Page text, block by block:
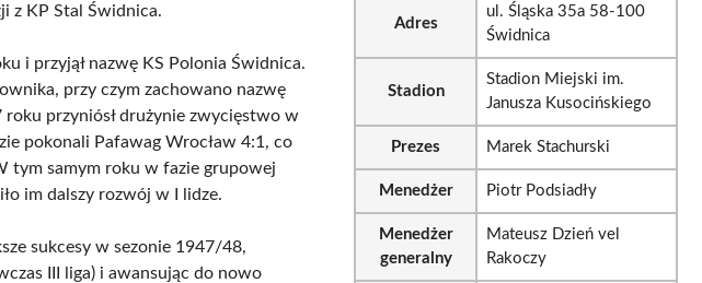
z KP Stal Świdnica.
i przyjął nazwę KS Polonia Świdnica.
przy czym zachowano nazwę
przyniósł drużynie zwycięstwo w
pokonali Pafawag Wrocław 4:1, co
tym samym roku w fazie grupowej
im dalszy rozwój w I lidze.
sukcesy w sezonie 1947/48,
III liga) i awansując do nowo
Adres
ul. Śląska 35a 58-100
Świdnica
Stadion
Stadion Miejski im.
Janusza Kusocińskiego
Prezes Marek Stachurski
Menedżer Piotr Podsiadły
Menedżer
generalny
Mateusz Dzień vel
Rakoczy